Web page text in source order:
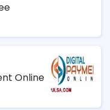
Online